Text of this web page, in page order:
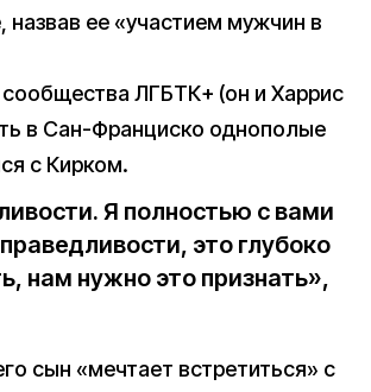
назвав ее «участием мужчин в
ЛГБТК+ (он и Харрис
в Сан-Франциско однополые
с Кирком.
Я полностью с вами
это глубоко
нам нужно это признать»,
сын «мечтает встретиться» с